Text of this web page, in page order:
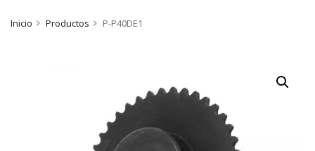
Inicio Productos P-P40DE1